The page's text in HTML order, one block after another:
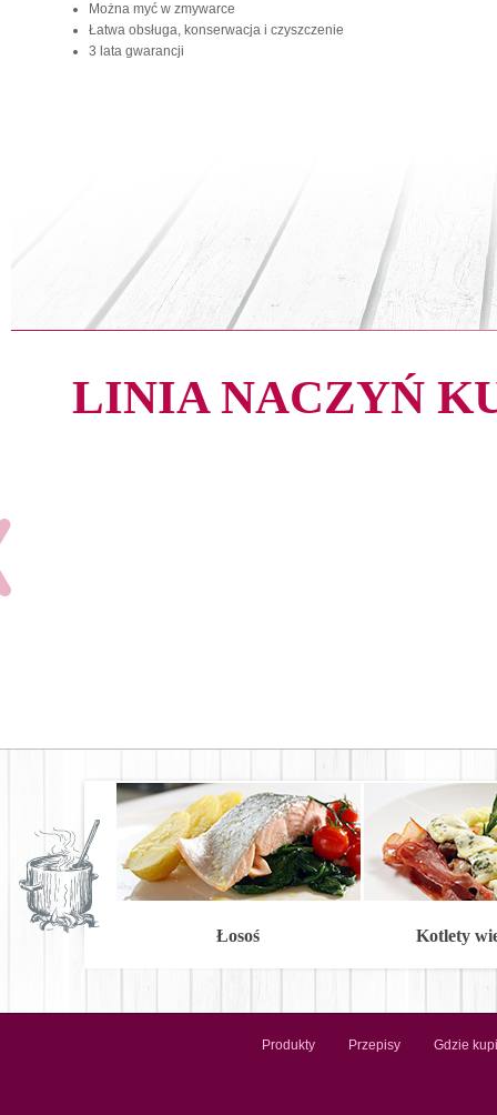
Można myć w zmywarce
Łatwa obsługa, konserwacja i czyszczenie
3 lata gwarancji
LINIA NACZYŃ
Łosoś Kotlety
Produkty Przepisy Gdzie